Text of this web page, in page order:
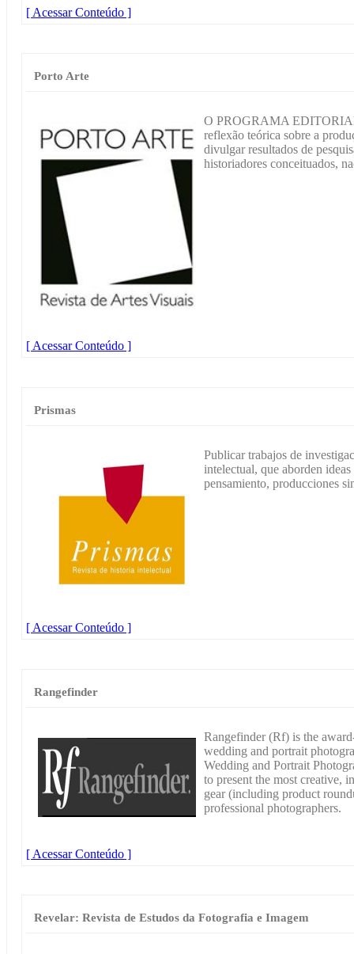
[ Acessar Conteúdo ]
Porto Arte
O PROGRAMA
reflexão teórica sobre a
divulgar resultados de
historiadores conceituados,
[ Acessar Conteúdo ]
Prismas
Publicar trabajos de
intelectual, que aborden
pensamiento, producciones
[ Acessar Conteúdo ]
Rangefinder
Rangefinder (Rf) is the
wedding and portrait
Wedding and Portrait
to present the most creative,
gear (including product
professional photographers.
[ Acessar Conteúdo ]
Revelar: Revista de Estudos da Fotografia e Imagem